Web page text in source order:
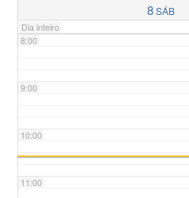
8SÁB
Dia inteiro
8:00
9:00
10:00
11:00